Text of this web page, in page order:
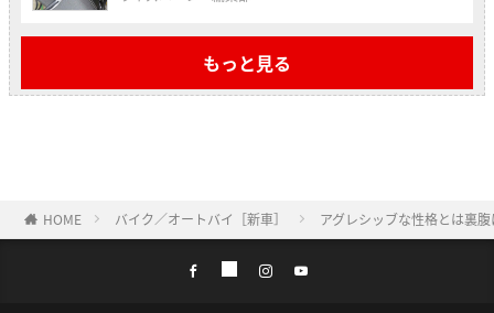
もっと見る
HOME バイク／オートバイ［新車］ アグレシッブな性格とは裏